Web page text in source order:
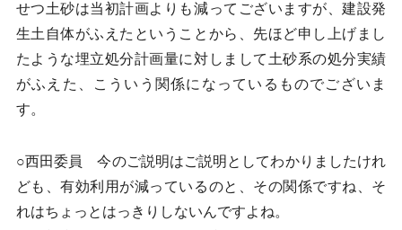
せつ土砂は当初計画よりも減ってございますが、建設発
生土自体がふえたということから、先ほど申し上げまし
たような埋立処分計画量に対しまして土砂系の処分実績
がふえた、こういう関係になっているものでございま
す。
○西田委員 今のご説明はご説明としてわかりましたけれ
ども、有効利用が減っているのと、その関係ですね、そ
れはちょっとはっきりしないんですよね。